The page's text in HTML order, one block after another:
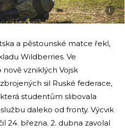
i
a pěstounské matce řekl,
Wildberries. Ve
vzniklých Vojsk
sil Ruské federace,
studentům slibovala
daleko od fronty. Výcvik
24. března. 2. dubna zavolal